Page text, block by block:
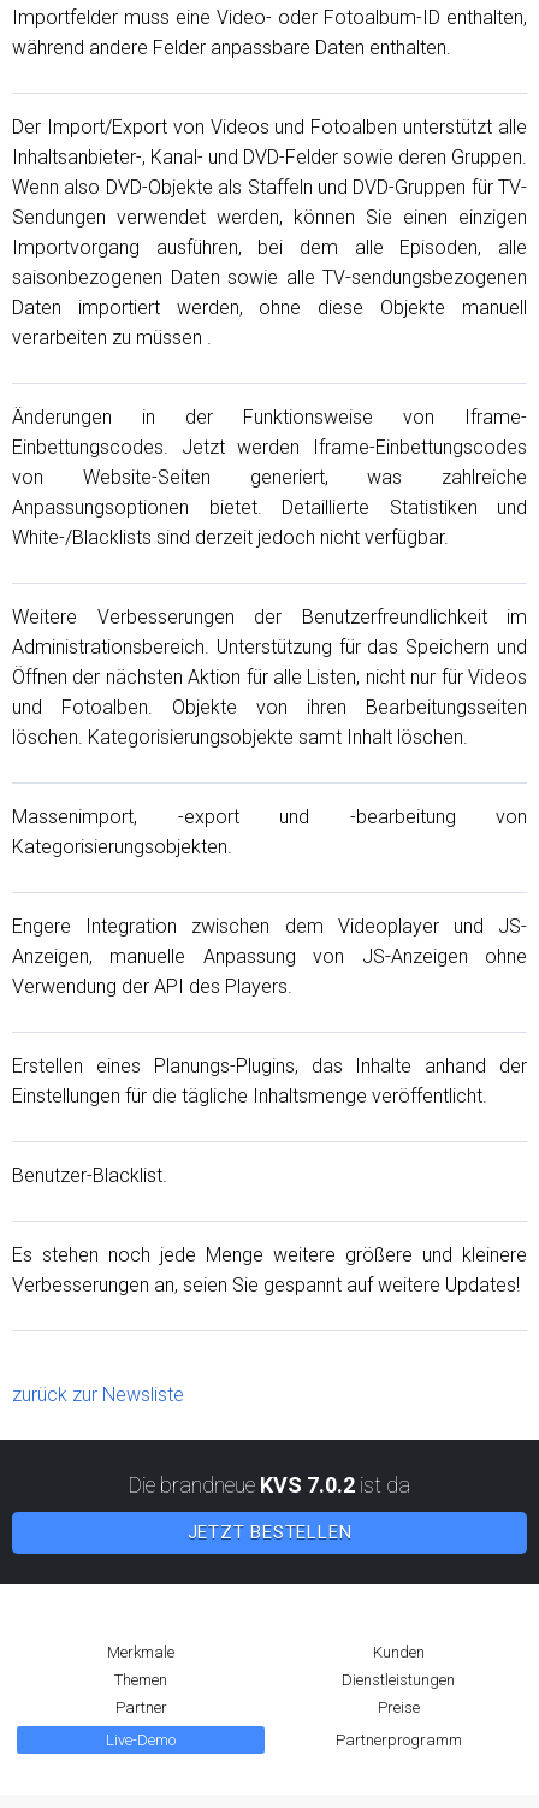
Importfelder muss eine Video- oder Fotoalbum-ID enthalten,
während andere Felder anpassbare Daten enthalten.
Der Import/Export von Videos und Fotoalben unterstützt alle
Inhaltsanbieter-, Kanal- und DVD-Felder sowie deren Gruppen.
Wenn also DVD-Objekte als Staffeln und DVD-Gruppen für TV-
Sendungen verwendet werden, können Sie einen einzigen
Importvorgang ausführen, bei dem alle Episoden, alle
saisonbezogenen Daten sowie alle TV-sendungsbezogenen
Daten importiert werden, ohne diese Objekte manuell
verarbeiten zu müssen .
Änderungen in der Funktionsweise von Iframe-
Einbettungscodes. Jetzt werden Iframe-Einbettungscodes
von Website-Seiten generiert, was zahlreiche
Anpassungsoptionen bietet. Detaillierte Statistiken und
White-/Blacklists sind derzeit jedoch nicht verfügbar.
Weitere Verbesserungen der Benutzerfreundlichkeit im
Administrationsbereich. Unterstützung für das Speichern und
Öffnen der nächsten Aktion für alle Listen, nicht nur für Videos
und Fotoalben. Objekte von ihren Bearbeitungsseiten
löschen. Kategorisierungsobjekte samt Inhalt löschen.
Massenimport, -export und -bearbeitung von
Kategorisierungsobjekten.
Engere Integration zwischen dem Videoplayer und JS-
Anzeigen, manuelle Anpassung von JS-Anzeigen ohne
Verwendung der API des Players.
Erstellen eines Planungs-Plugins, das Inhalte anhand der
Einstellungen für die tägliche Inhaltsmenge veröffentlicht.
Benutzer-Blacklist.
Es stehen noch jede Menge weitere größere und kleinere
Verbesserungen an, seien Sie gespannt auf weitere Updates!
zurück zur Newsliste
Die brandneue KVS 7.0.2 ist da
JETZT BESTELLEN
Merkmale
Kunden
Themen
Dienstleistungen
Partner
Preise
Live-Demo
Partnerprogramm